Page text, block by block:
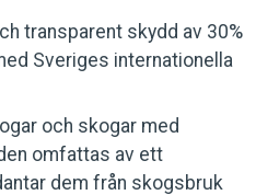
transparent skydd av 30%
Sveriges internationella
och skogar med
omfattas av ett
dem från skogsbruk